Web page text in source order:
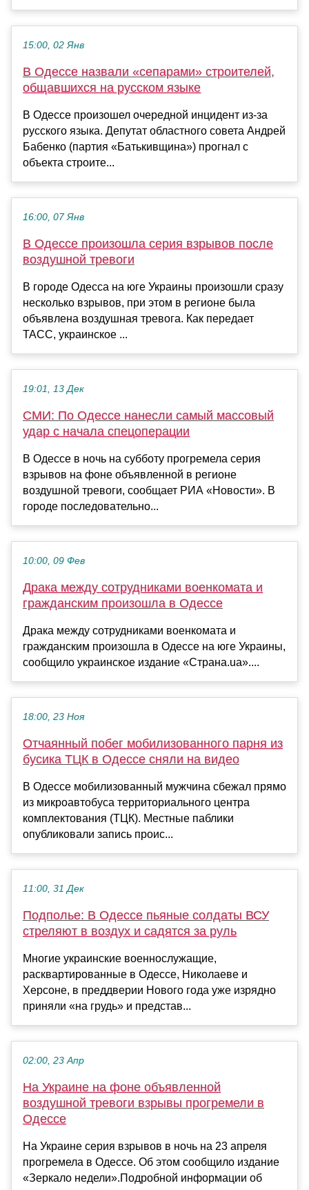
15:00, 02 Янв
В Одессе назвали «сепарами» строителей,
общавшихся на русском языке
В Одессе произошел очередной инцидент из-за
русского языка. Депутат областного совета Андрей
Бабенко (партия «Батькивщина») прогнал с
объекта строите...
16:00, 07 Янв
В Одессе произошла серия взрывов после
воздушной тревоги
В городе Одесса на юге Украины произошли сразу
несколько взрывов, при этом в регионе была
объявлена воздушная тревога. Как передает
ТАСС, украинское ...
19:01, 13 Дек
СМИ: По Одессе нанесли самый массовый
удар с начала спецоперации
В Одессе в ночь на субботу прогремела серия
взрывов на фоне объявленной в регионе
воздушной тревоги, сообщает РИА «Новости». В
городе последовательно...
10:00, 09 Фев
Драка между сотрудниками военкомата и
гражданским произошла в Одессе
Драка между сотрудниками военкомата и
гражданским произошла в Одессе на юге Украины,
сообщило украинское издание «Страна.ua»....
18:00, 23 Ноя
Отчаянный побег мобилизованного парня из
бусика ТЦК в Одессе сняли на видео
В Одессе мобилизованный мужчина сбежал прямо
из микроавтобуса территориального центра
комплектования (ТЦК). Местные паблики
опубликовали запись проис...
11:00, 31 Дек
Подполье: В Одессе пьяные солдаты ВСУ
стреляют в воздух и садятся за руль
Многие украинские военнослужащие,
расквартированные в Одессе, Николаеве и
Херсоне, в преддверии Нового года уже изрядно
приняли «на грудь» и представ...
02:00, 23 Апр
На Украине на фоне объявленной
воздушной тревоги взрывы прогремели в
Одессе
На Украине серия взрывов в ночь на 23 апреля
прогремела в Одессе. Об этом сообщило издание
«Зеркало недели».Подробной информации об